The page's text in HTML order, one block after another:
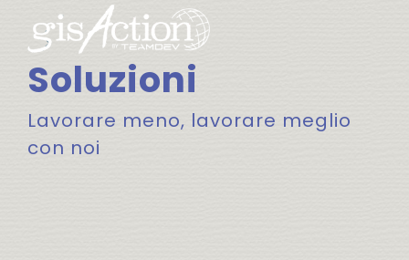
Soluzioni
Lavorare meno, lavorare meglio
con noi